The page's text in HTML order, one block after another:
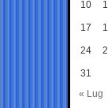
10
17
24
31
« Lug